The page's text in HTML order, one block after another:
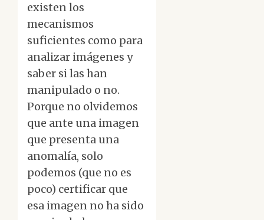
existen los
mecanismos
suficientes como para
analizar imágenes y
saber si las han
manipulado o no.
Porque no olvidemos
que ante una imagen
que presenta una
anomalía, solo
podemos (que no es
poco) certificar que
esa imagen no ha sido